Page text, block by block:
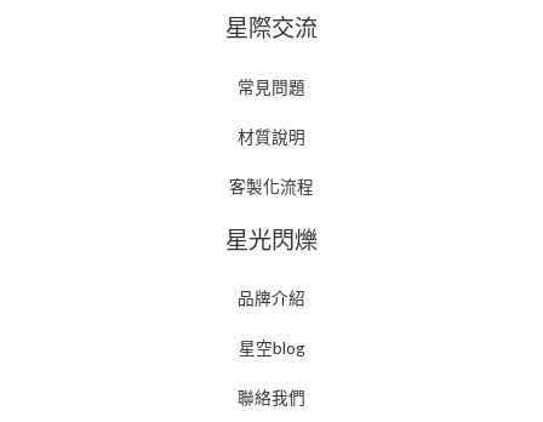
星際交流
常見問題
材質說明
客製化流程
星光閃爍
品牌介紹
星空blog
聯絡我們